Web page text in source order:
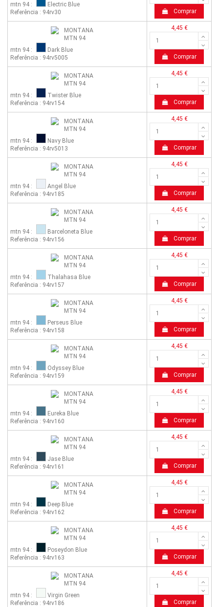
mtn 94 :
Electric Blue
Referência : 94rv30
Comprar
mtn 94 :
Dark Blue
Referência : 94rv5005
4,45 €
Comprar
mtn 94 :
Twister Blue
Referência : 94rv154
4,45 €
Comprar
mtn 94 :
Navy Blue
Referência : 94rv5013
4,45 €
Comprar
mtn 94 :
Angel Blue
Referência : 94rv185
4,45 €
Comprar
mtn 94 :
Barceloneta Blue
Referência : 94rv156
4,45 €
Comprar
mtn 94 :
Thalahasa Blue
Referência : 94rv157
4,45 €
Comprar
mtn 94 :
Perseus Blue
Referência : 94rv158
4,45 €
Comprar
mtn 94 :
Odyssey Blue
Referência : 94rv159
4,45 €
Comprar
mtn 94 :
Eureka Blue
Referência : 94rv160
4,45 €
Comprar
mtn 94 :
Jase Blue
Referência : 94rv161
4,45 €
Comprar
mtn 94 :
Deep Blue
Referência : 94rv162
4,45 €
Comprar
mtn 94 :
Poseydon Blue
Referência : 94rv163
4,45 €
Comprar
mtn 94 :
Virgin Green
Referência : 94rv186
4,45 €
Comprar